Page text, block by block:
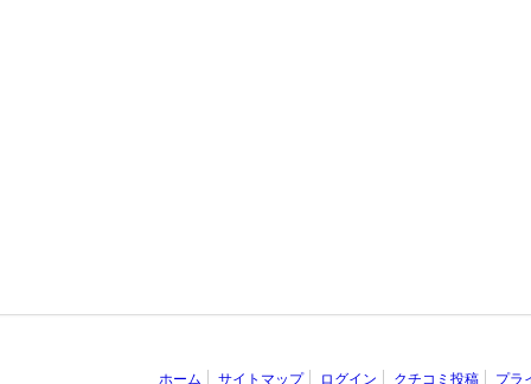
ホーム サイトマップ ログイン クチコミ投稿 プラ